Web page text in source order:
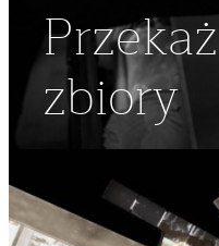
Przekaż
zbiory